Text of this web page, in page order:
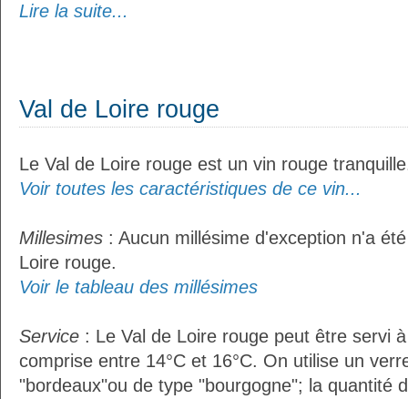
Lire la suite...
Val de Loire rouge
Le Val de Loire rouge est un vin rouge
Voir toutes les caractéristiques de ce vin...
Millesimes : Aucun millésime d'exception n'a
Loire rouge.
Voir le tableau des millésimes
Service : Le Val de Loire rouge peut être servi
comprise entre 14°C et 16°C. On utilise un
"bordeaux"ou de type "bourgogne"; la quantité